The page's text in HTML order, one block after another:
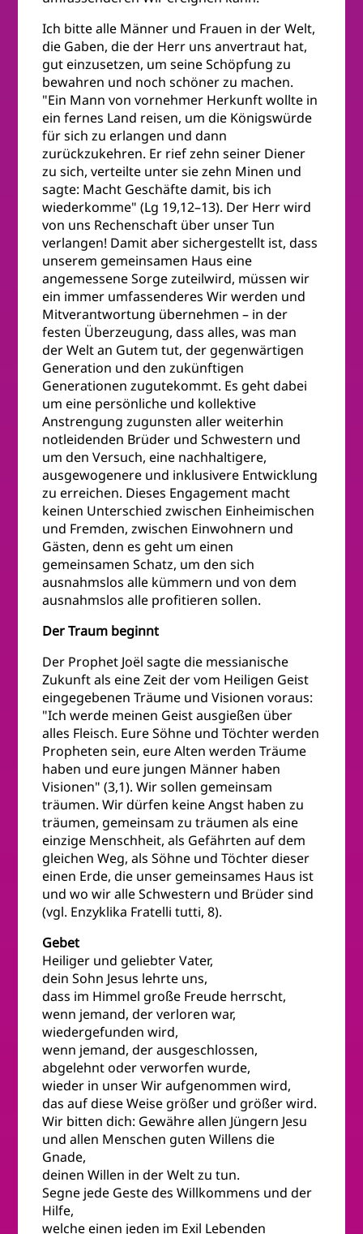
Ich bitte alle Männer und Frauen in der Welt,
die Gaben, die der Herr uns anvertraut hat,
gut einzusetzen, um seine Schöpfung zu
bewahren und noch schöner zu machen.
"Ein Mann von vornehmer Herkunft wollte in
ein fernes Land reisen, um die Königswürde
für sich zu erlangen und dann
zurückzukehren. Er rief zehn seiner Diener
zu sich, verteilte unter sie zehn Minen und
sagte: Macht Geschäfte damit, bis ich
wiederkomme" (Lg 19,12–13). Der Herr wird
von uns Rechenschaft über unser Tun
verlangen! Damit aber sichergestellt ist, dass
unserem gemeinsamen Haus eine
angemessene Sorge zuteilwird, müssen wir
ein immer umfassenderes Wir werden und
Mitverantwortung übernehmen – in der
festen Überzeugung, dass alles, was man
der Welt an Gutem tut, der gegenwärtigen
Generation und den zukünftigen
Generationen zugutekommt. Es geht dabei
um eine persönliche und kollektive
Anstrengung zugunsten aller weiterhin
notleidenden Brüder und Schwestern und
um den Versuch, eine nachhaltigere,
ausgewogenere und inklusivere Entwicklung
zu erreichen. Dieses Engagement macht
keinen Unterschied zwischen Einheimischen
und Fremden, zwischen Einwohnern und
Gästen, denn es geht um einen
gemeinsamen Schatz, um den sich
ausnahmslos alle kümmern und von dem
ausnahmslos alle profitieren sollen.
Der Traum beginnt
Der Prophet Joël sagte die messianische
Zukunft als eine Zeit der vom Heiligen Geist
eingegebenen Träume und Visionen voraus:
"Ich werde meinen Geist ausgießen über
alles Fleisch. Eure Söhne und Töchter werden
Propheten sein, eure Alten werden Träume
haben und eure jungen Männer haben
Visionen" (3,1). Wir sollen gemeinsam
träumen. Wir dürfen keine Angst haben zu
träumen, gemeinsam zu träumen als eine
einzige Menschheit, als Gefährten auf dem
gleichen Weg, als Söhne und Töchter dieser
einen Erde, die unser gemeinsames Haus ist
und wo wir alle Schwestern und Brüder sind
(vgl. Enzyklika Fratelli tutti, 8).
Gebet
Heiliger und geliebter Vater,
dein Sohn Jesus lehrte uns,
dass im Himmel große Freude herrscht,
wenn jemand, der verloren war,
wiedergefunden wird,
wenn jemand, der ausgeschlossen,
abgelehnt oder verworfen wurde,
wieder in unser Wir aufgenommen wird,
das auf diese Weise größer und größer wird.
Wir bitten dich: Gewähre allen Jüngern Jesu
und allen Menschen guten Willens die
Gnade,
deinen Willen in der Welt zu tun.
Segne jede Geste des Willkommens und der
Hilfe,
welche einen jeden im Exil Lebenden